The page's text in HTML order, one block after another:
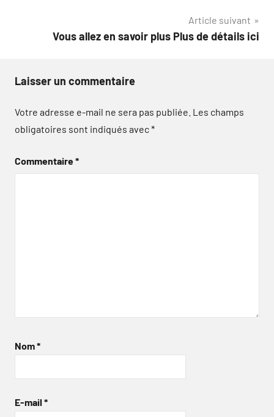
Article suivant
Vous allez en savoir plus Plus de détails ici
Laisser un commentaire
Votre adresse e-mail ne sera pas publiée. Les champs
obligatoires sont indiqués avec*
Commentaire*
Nom*
E-mail *